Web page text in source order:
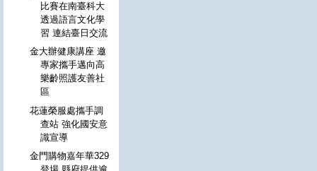
比賽在南臺科大
透過語言文化學
習 連結臺日交流
金大辦健康講座 邀
專家攜手邁向高
樂齡照護友善社
區
花蓮榮服處攜手調
查站 強化國安意
識宣導
金門購物嘉年華329